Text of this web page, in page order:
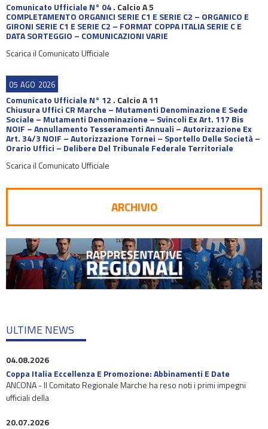
Comunicato Ufficiale N° 04. Calcio A 5
COMPLETAMENTO ORGANICI SERIE C1 E SERIE C2 – ORGANICO E
GIRONI SERIE C1 E SERIE C2 – FORMAT COPPA ITALIA SERIE C E
DATA SORTEGGIO – COMUNICAZIONI VARIE
Scarica il Comunicato Ufficiale
05 AGO 2026
Comunicato Ufficiale N° 12 . Calcio A 11
Chiusura Uffici CR Marche – Mutamenti Denominazione E Sede
Sociale – Mutamenti Denominazione – Svincoli Ex Art. 117 Bis
NOIF – Annullamento Tesseramenti Annuali – Autorizzazione Ex
Art. 34/3 NOIF – Autorizzazione Tornei – Sportello Delle Società –
Orario Uffici – Delibere Del Tribunale Federale Territoriale
Scarica il Comunicato Ufficiale
ARCHIVIO
ULTIME NEWS
04.08.2026
Coppa Italia Eccellenza E Promozione: Abbinamenti E Date
ANCONA - Il Comitato Regionale Marche ha reso noti i primi impegni
ufficiali della
20.07.2026